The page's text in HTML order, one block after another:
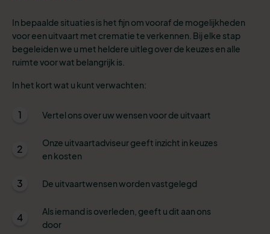
In bepaalde situaties is het fijn om vooraf de mogelijkheden
voor een uitvaart met crematie te verkennen. Bij elke stap
begeleiden we u met heldere uitleg over de keuzes en alle
ruimte voor wat belangrijk is.
In het kort wat u kunt verwachten:
1 Vertel ons over uw wensen voor de uitvaart
2
Onze uitvaartadviseur geeft inzicht in keuzes
en kosten
3 De uitvaartwensen worden vastgelegd
4
Als iemand is overleden, geeft u dit aan ons
door